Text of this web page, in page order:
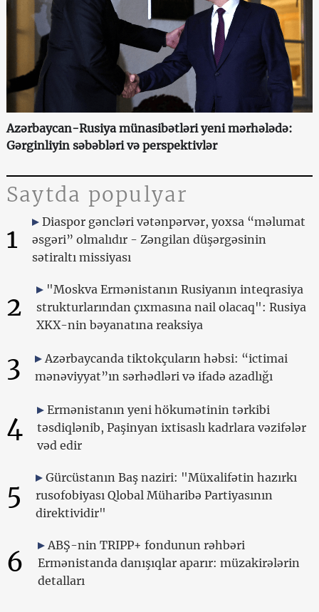
Azərbaycan-Rusiya münasibətləri yeni mərhələdə:
Gərginliyin səbəbləri və perspektivlər
Saytda populyar
1
Diaspor gəncləri vətənpərvər, yoxsa “məlumat
əsgəri” olmalıdır - Zəngilan düşərgəsinin
sətiraltı missiyası
2
"Moskva Ermənistanın Rusiyanın inteqrasiya
strukturlarından çıxmasına nail olacaq": Rusiya
XKX-nin bəyanatına reaksiya
3
Azərbaycanda tiktokçuların həbsi: “ictimai
mənəviyyat”ın sərhədləri və ifadə azadlığı
4
Ermənistanın yeni hökumətinin tərkibi
təsdiqlənib, Paşinyan ixtisaslı kadrlara vəzifələr
vəd edir
5
Gürcüstanın Baş naziri: "Müxalifətin hazırkı
rusofobiyası Qlobal Müharibə Partiyasının
direktividir"
6
ABŞ-nin TRIPP+ fondunun rəhbəri
Ermənistanda danışıqlar aparır: müzakirələrin
detalları